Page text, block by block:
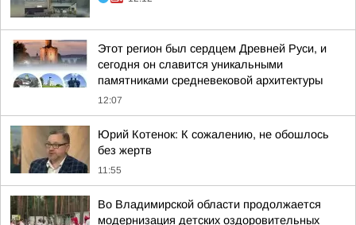
Этот регион был сердцем Древней Руси, и
сегодня он славится уникальными
памятниками средневековой архитектуры
12:07
Юрий Котенок: К сожалению, не обошлось
без жертв
11:55
Во Владимирской области продолжается
модернизация детских оздоровительных